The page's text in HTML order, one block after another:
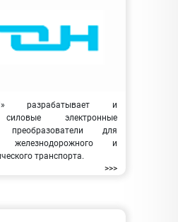
разрабатывает и
силовые электронные
для
железнодорожного и
транспорта.
>>>